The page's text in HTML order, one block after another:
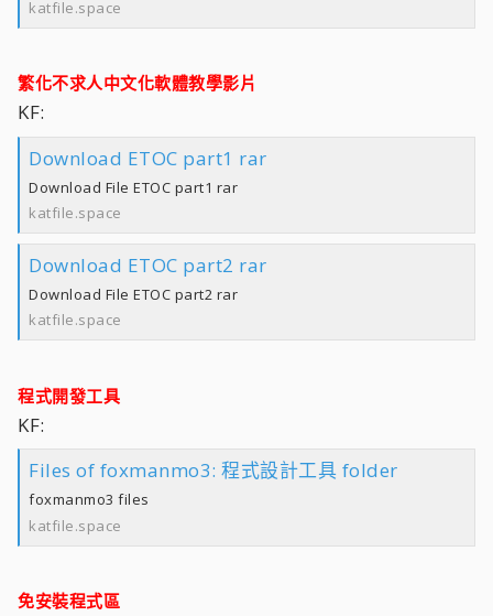
katfile.space
繁化不求人中文化軟體教學影片
KF:
Download ETOC part1 rar
Download File ETOC part1 rar
katfile.space
Download ETOC part2 rar
Download File ETOC part2 rar
katfile.space
程式開發工具
KF:
Files of foxmanmo3: 程式設計工具 folder
foxmanmo3 files
katfile.space
免安裝程式區